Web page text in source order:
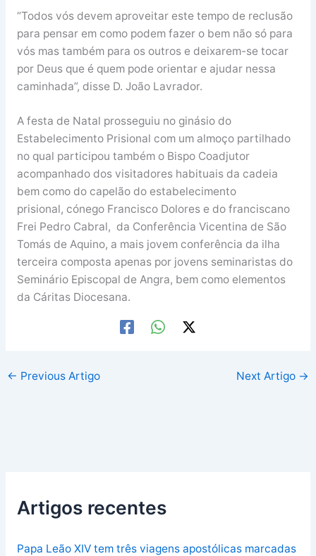
“Todos vós devem aproveitar este tempo de reclusão
para pensar em como podem fazer o bem não só para
vós mas também para os outros e deixarem-se tocar
por Deus que é quem pode orientar e ajudar nessa
caminhada”, disse D. João Lavrador.
A festa de Natal prosseguiu no ginásio do
Estabelecimento Prisional com um almoço partilhado
no qual participou também o Bispo Coadjutor
acompanhado dos visitadores habituais da cadeia
bem como do capelão do estabelecimento
prisional, cónego Francisco Dolores e do franciscano
Frei Pedro Cabral, da Conferência Vicentina de São
Tomás de Aquino, a mais jovem conferência da ilha
terceira composta apenas por jovens seminaristas do
Seminário Episcopal de Angra, bem como elementos
da Cáritas Diocesana.
← Previous Artigo Next Artigo →
Artigos recentes
Papa Leão XIV tem três viagens apostólicas marcadas